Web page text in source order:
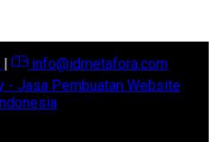
| info@idmetafora.com